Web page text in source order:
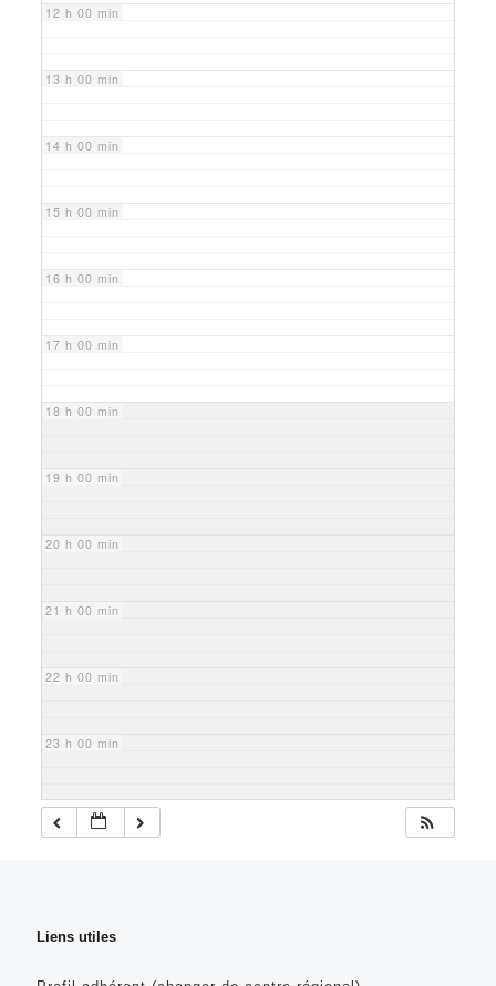
12 h 00 min
13 h 00 min
14 h 00 min
15 h 00 min
16 h 00 min
17 h 00 min
18 h 00 min
19 h 00 min
20 h 00 min
21 h 00 min
22 h 00 min
23 h 00 min
Liens utiles